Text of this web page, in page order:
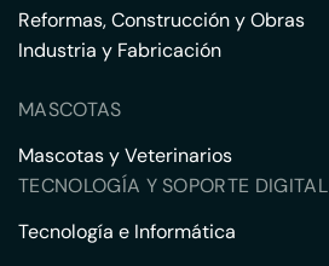
Reformas, Construcción y Obras
Industria y Fabricación
MASCOTAS
Mascotas y Veterinarios
TECNOLOGÍA Y SOPORTE DIGITAL
Tecnología e Informática